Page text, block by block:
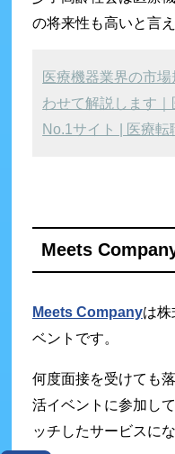
の将来性も高いと言
医療機器業界の市
わせて解説します
No.1サイト | 医療転
Meets
Meets Companyは株
ベントです。
何度面接を受けても
活イベントに参加し
ッチしたサービスに